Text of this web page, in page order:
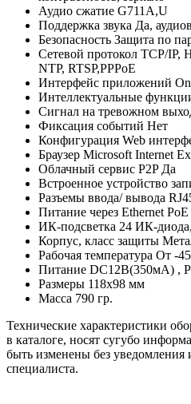
Аудио сжатие G711A,U
Поддержка звука Да,
Безопасность Защита по
Сетевой протокол TCP/IP,
NTP, RTSP,PPPoE
Интерфейс приложений
Интеллектуальные
Сигнал на тревожном
Фиксация событий Нет
Конфигурация Web
Браузер Microsoft Internet
Облачный сервис P2P Да
Встроенное устройство
Разъемы ввода/ вывода
Питание через Ethernet
ИК-подсветка 24 ИК-
Корпус, класс защиты
Рабочая температура От -
Питание DC12В(350мА) ,
Размеры 118х98 мм
Масса 790 гр.
Технические характеристики
в каталоге, носят сугубо
быть изменены без уведомления
специалиста.